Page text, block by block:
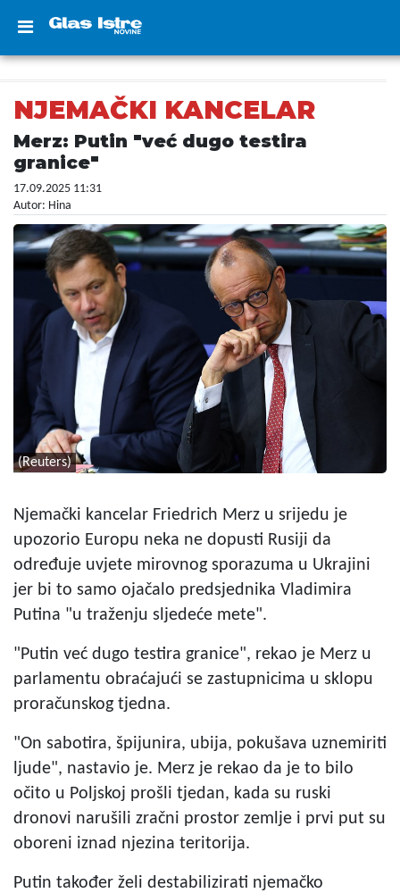
NJEMAČKI KANCELAR
Merz: Putin "već dugo testira
granice"
17.09.2025 11:31
Autor: Hina
(Reuters)
Njemački kancelar Friedrich Merz u srijedu je
upozorio Europu neka ne dopusti Rusiji da
određuje uvjete mirovnog sporazuma u Ukrajini
jer bi to samo ojačalo predsjednika Vladimira
Putina "u traženju sljedeće mete".
"Putin već dugo testira granice", rekao je Merz u
parlamentu obraćajući se zastupnicima u sklopu
proračunskog tjedna.
"On sabotira, špijunira, ubija, pokušava uznemiriti
ljude", nastavio je. Merz je rekao da je to bilo
očito u Poljskoj prošli tjedan, kada su ruski
dronovi narušili zračni prostor zemlje i prvi put su
oboreni iznad njezina teritorija.
Putin također želi destabilizirati njemačko